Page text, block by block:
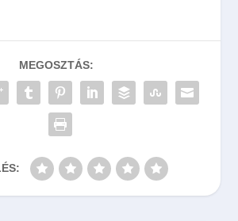
MEGOSZTÁS: